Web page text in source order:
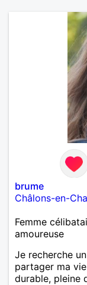
brume
Châlons-en-
Femme
amoureuse
Je recherche
partager ma
durable, pleine